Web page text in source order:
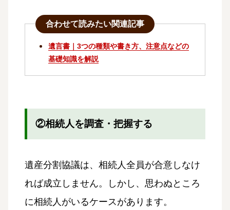
合わせて読みたい関連記事
遺言書｜3つの種類や書き方、注意点などの
基礎知識を解説
②相続人を調査・把握する
遺産分割協議は、相続人全員が合意しなけ
れば成立しません。しかし、思わぬところ
に相続人がいるケースがあります。